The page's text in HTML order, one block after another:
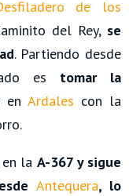
de los
del Rey, se
. Partiendo desde
es tomar la
en Ardales con la
la A-367 y sigue
Antequera, lo